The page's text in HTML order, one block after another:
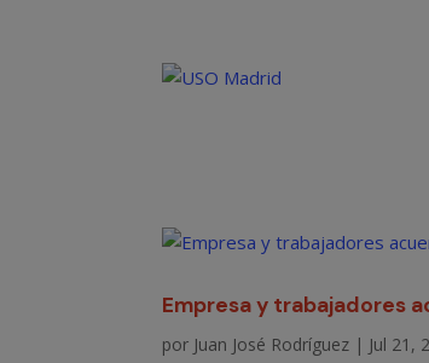
Empresa y trabajadores
por Juan José Rodríguez | Jul 21,